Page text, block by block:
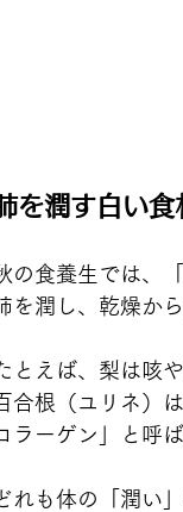
を潤す白い食
の食養生では、
を潤し、乾燥か
とえば、梨は咳
合根（ユリネ）
ラーゲン」と呼
れも体の「潤い